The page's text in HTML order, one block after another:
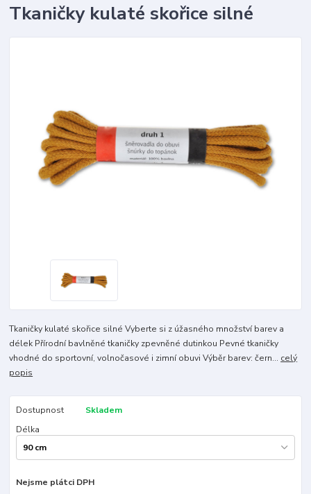
Tkaničky kulaté skořice silné
Tkaničky kulaté skořice silné Vyberte si z úžasného množství barev a
délek Přírodní bavlněné tkaničky zpevněné dutinkou Pevné tkaničky
vhodné do sportovní, volnočasové i zimní obuvi Výběr barev: čern... celý
popis
Dostupnost
Skladem
Délka
Nejsme plátci DPH